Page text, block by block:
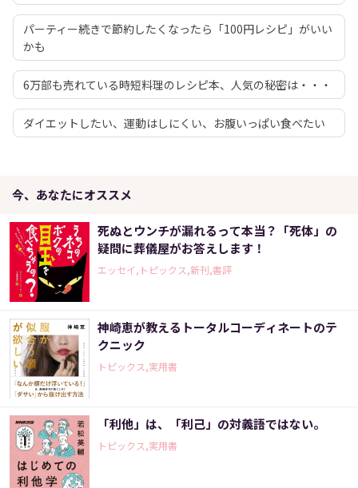
パーティー続きで節約したくなったら「100円レシピ」がいい
かも
6万部も売れている時短料理のレシピ本、人気の秘密は・・・
ダイエットしたい、運動はしにくい、お腹いっぱい食べたい
今、あなたにオススメ
死ぬとウンチが漏れるって本当？「死体」の
疑問に葬儀屋がお答えします！
エッセイ,トピックス,新刊,書評
神崎恵が教えるトータルコーディネートのテ
クニック
トピックス,実用書
「利他」は、「利己」の対義語ではない。
トピックス,実用書